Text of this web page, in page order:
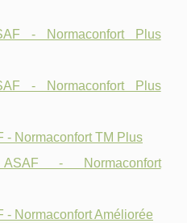
- Normaconfort Plus
- Normaconfort Plus
- Normaconfort TM Plus
- Normaconfort
- Normaconfort Améliorée